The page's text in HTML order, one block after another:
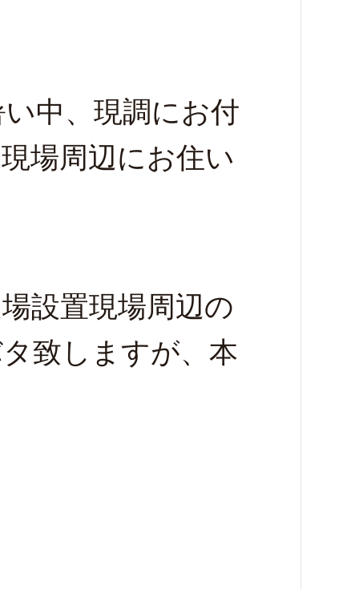
中、現調にお付
場周辺にお住い
設置現場周辺の
致しますが、本